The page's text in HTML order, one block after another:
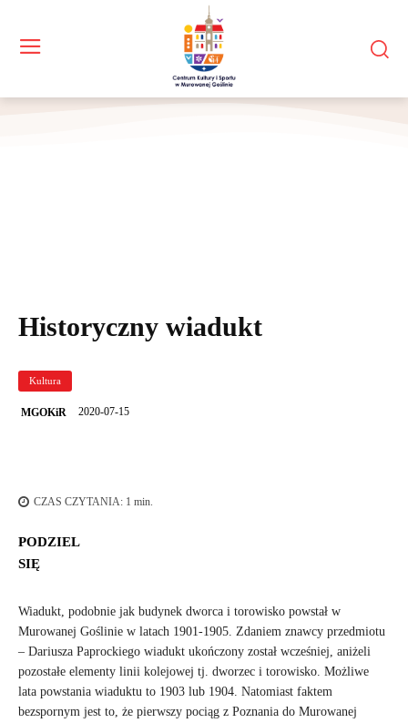
Historyczny wiadukt
Kultura
MGOKiR 2020-07-15
CZAS CZYTANIA: 1 min.
PODZIEL
SIĘ
Wiadukt, podobnie jak budynek dworca i torowisko powstał w
Murowanej Goślinie w latach 1901-1905. Zdaniem znawcy przedmiotu
– Dariusza Paprockiego wiadukt ukończony został wcześniej, aniżeli
pozostałe elementy linii kolejowej tj. dworzec i torowisko. Możliwe
lata powstania wiaduktu to 1903 lub 1904. Natomiast faktem
bezspornym jest to, że pierwszy pociąg z Poznania do Murowanej